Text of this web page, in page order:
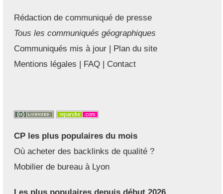
Rédaction de communiqué de presse
Tous les communiqués géographiques
Communiqués mis à jour | Plan du site
Mentions légales | FAQ | Contact
CP les plus populaires du mois
Où acheter des backlinks de qualité ?
Mobilier de bureau à Lyon